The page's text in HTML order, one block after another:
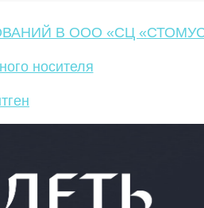
В ООО «СЦ
носителя